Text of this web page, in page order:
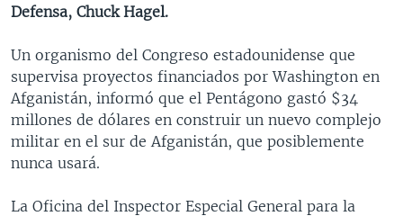
FORO [RADIO]
DEPORTIVO INTERNACIONAL
NOTA ECONÓMICA
ENTRETENIMIENTO
Idiomas
Defensa, Chuck Hagel.
Un organismo del Congreso estadounidense que
supervisa proyectos financiados por Washington en
Afganistán, informó que el Pentágono gastó $34
millones de dólares en construir un nuevo complejo
militar en el sur de Afganistán, que posiblemente
nunca usará.
La Oficina del Inspector Especial General para la